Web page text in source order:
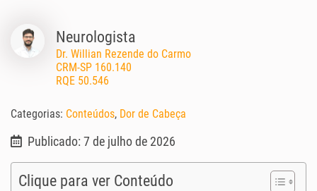
Neurologista
Dr. Willian Rezende do Carmo
CRM-SP 160.140
RQE 50.546
Categorias: Conteúdos, Dor de Cabeça
Publicado: 7 de julho de 2026
Clique para ver Conteúdo